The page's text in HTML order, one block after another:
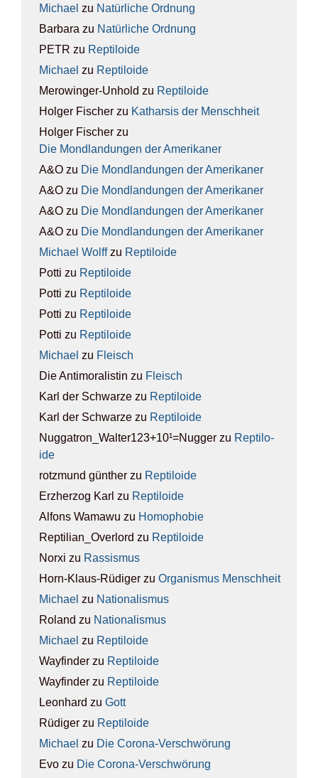
Michael zu Natür­li­che Ord­nung
Barbara zu Natür­li­che Ord­nung
PETR zu Rep­ti­lo­ide
Michael zu Rep­ti­lo­ide
Merowinger-Unhold zu Rep­ti­lo­ide
Holger Fischer zu Kathar­sis der Mensch­heit
Holger Fischer zu
Die Mond­lan­dun­gen der Ame­ri­ka­ner
A&O zu Die Mond­lan­dun­gen der Ame­ri­ka­ner
A&O zu Die Mond­lan­dun­gen der Ame­ri­ka­ner
A&O zu Die Mond­lan­dun­gen der Ame­ri­ka­ner
A&O zu Die Mond­lan­dun­gen der Ame­ri­ka­ner
Michael Wolffzu Rep­ti­lo­ide
Potti zu Rep­ti­lo­ide
Potti zu Rep­ti­lo­ide
Potti zu Rep­ti­lo­ide
Potti zu Rep­ti­lo­ide
Michael zu Fleisch
Die Antimoralistin zu Fleisch
Karl der Schwarze zu Rep­ti­lo­ide
Karl der Schwarze zu Rep­ti­lo­ide
Nuggatron_Walter123+10¹=Nugger zu Rep­ti­lo­
ide
rotzmund günther zu Rep­ti­lo­ide
Erzherzog Karl zu Rep­ti­lo­ide
Alfons Wamawu zu Homo­pho­bie
Reptilian_Overlord zu Rep­ti­lo­ide
Norxi zu Ras­sis­mus
Horn-Klaus-Rüdiger zu Orga­nis­mus Mensch­heit
Michael zu Natio­na­lis­mus
Roland zu Natio­na­lis­mus
Michael zu Rep­ti­lo­ide
Wayfinder zu Rep­ti­lo­ide
Wayfinder zu Rep­ti­lo­ide
Leonhard zu Gott
Rüdiger zu Rep­ti­lo­ide
Michael zu Die Coro­na-Ver­schwö­rung
Evo zu Die Coro­na-Ver­schwö­rung